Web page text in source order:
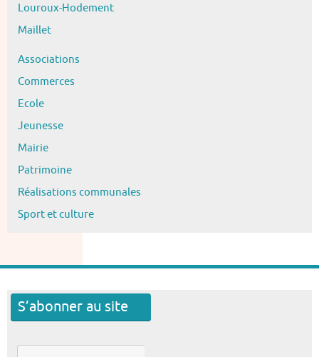
Louroux-Hodement
Maillet
Associations
Commerces
Ecole
Jeunesse
Mairie
Patrimoine
Réalisations communales
Sport et culture
S’abonner au site